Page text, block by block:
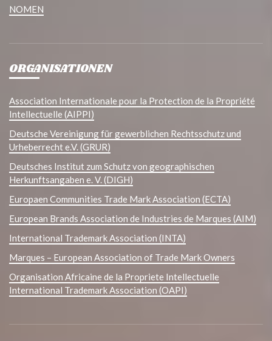
NOMEN
ORGANISATIONEN
Association Internationale pour la Protection de la Propriété
Intellectuelle (AIPPI)
Deutsche Vereinigung für gewerblichen Rechtsschutz und
Urheberrecht e.V. (GRUR)
Deutsches Institut zum Schutz von geographischen
Herkunftsangaben e. V. (DIGH)
Europaen Communities Trade Mark Association (ECTA)
European Brands Association de Industries de Marques (AIM)
International Trademark Association (INTA)
Marques – European Association of Trade Mark Owners
Organisation Africaine de la Propriete Intellectuelle
International Trademark Association (OAPI)